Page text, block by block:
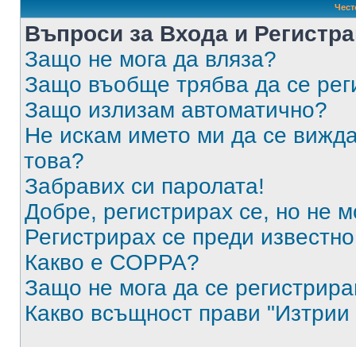
Въпроси за Входа и
Защо не мога да вляза?
Защо въобще трябва да се
Защо излизам автоматично?
Не искам името ми да се
това?
Забравих си паролата!
Добре, регистрирах се, но не
Регистрирах се преди
Какво е COPPA?
Защо не мога да се
Какво всъщност прави "Изтрии